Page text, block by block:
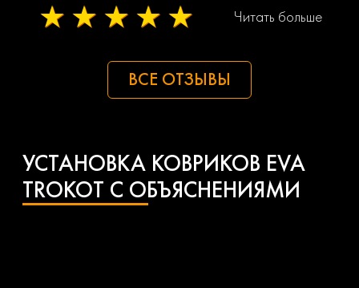
Читать больше
ВСЕ ОТЗЫВЫ
УСТАНОВКА КОВРИКОВ EVA
ТROKOT С ОБЪЯСНЕНИЯМИ